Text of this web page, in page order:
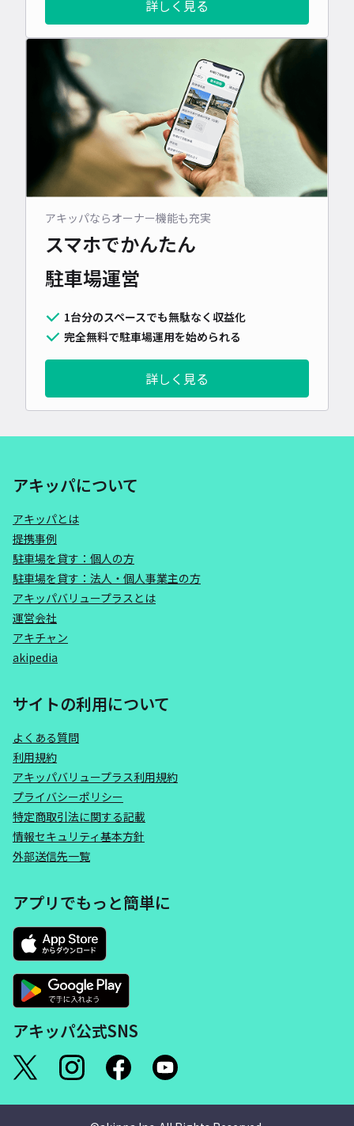
詳しく見る
アキッパならオーナー機能も充実
スマホでかんたん
駐車場運営
1台分のスペースでも無駄なく収益化
完全無料で駐車場運用を始められる
詳しく見る
アキッパについて
アキッパとは
提携事例
駐車場を貸す：個人の方
駐車場を貸す：法人・個人事業主の方
アキッパバリュープラスとは
運営会社
アキチャン
akipedia
サイトの利用について
よくある質問
利用規約
アキッパバリュープラス利用規約
プライバシーポリシー
特定商取引法に関する記載
情報セキュリティ基本方針
外部送信先一覧
アプリでもっと簡単に
アキッパ公式SNS